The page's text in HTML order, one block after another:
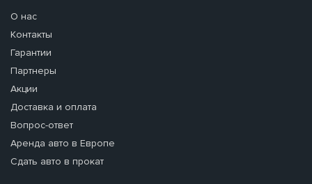
О нас
Контакты
Гарантии
Партнеры
Акции
Доставка и оплата
Вопрос-ответ
Аренда авто в Европе
Сдать авто в прокат